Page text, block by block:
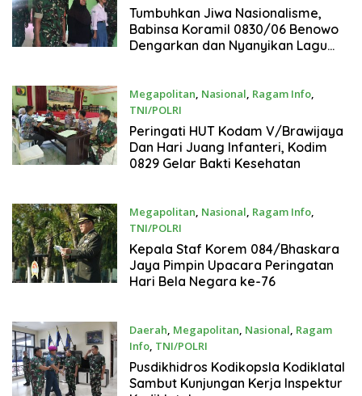
19 Desember 2024
Tumbuhkan Jiwa Nasionalisme,
Babinsa Koramil 0830/06 Benowo
Dengarkan dan Nyanyikan Lagu
Megapolitan, Nasional, Ragam Info,
TNI/POLRI
19 Desember 2024
Peringati HUT Kodam V/Brawijaya
Dan Hari Juang Infanteri, Kodim
0829 Gelar Bakti Kesehatan
Megapolitan, Nasional, Ragam Info,
TNI/POLRI
19 Desember 2024
Kepala Staf Korem 084/Bhaskara
Jaya Pimpin Upacara Peringatan
Hari Bela Negara ke-76
Daerah, Megapolitan, Nasional, Ragam
Info, TNI/POLRI
19 Desember 2024
Pusdikhidros Kodikopsla Kodiklatal
Sambut Kunjungan Kerja Inspektur